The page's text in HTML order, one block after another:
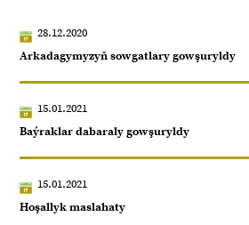
28.12.2020
Arkadagymyzyň sowgatlary gowşuryldy
15.01.2021
Baýraklar dabaraly gowşuryldy
15.01.2021
Hoşallyk maslahaty